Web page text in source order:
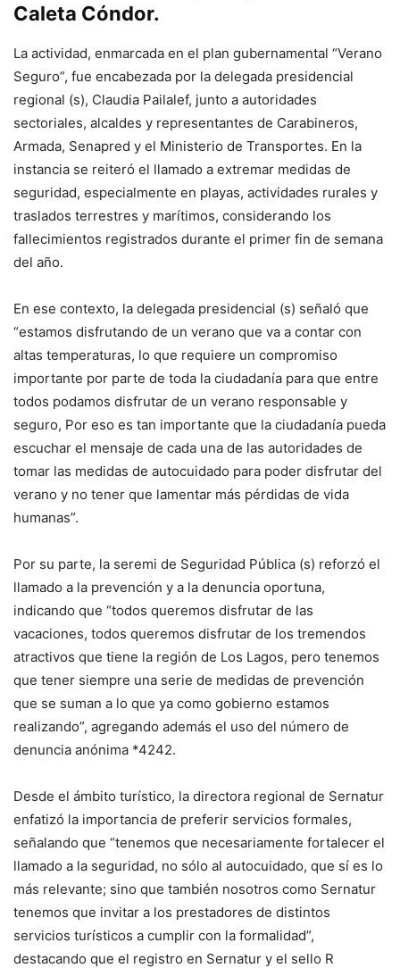
Caleta Cóndor.
La actividad, enmarcada en el plan gubernamental “Verano
Seguro”, fue encabezada por la delegada presidencial
regional (s), Claudia Pailalef, junto a autoridades
sectoriales, alcaldes y representantes de Carabineros,
Armada, Senapred y el Ministerio de Transportes. En la
instancia se reiteró el llamado a extremar medidas de
seguridad, especialmente en playas, actividades rurales y
traslados terrestres y marítimos, considerando los
fallecimientos registrados durante el primer fin de semana
del año.
En ese contexto, la delegada presidencial (s) señaló que
“estamos disfrutando de un verano que va a contar con
altas temperaturas, lo que requiere un compromiso
importante por parte de toda la ciudadanía para que entre
todos podamos disfrutar de un verano responsable y
seguro, Por eso es tan importante que la ciudadanía pueda
escuchar el mensaje de cada una de las autoridades de
tomar las medidas de autocuidado para poder disfrutar del
verano y no tener que lamentar más pérdidas de vida
humanas”.
Por su parte, la seremi de Seguridad Pública (s) reforzó el
llamado a la prevención y a la denuncia oportuna,
indicando que “todos queremos disfrutar de las
vacaciones, todos queremos disfrutar de los tremendos
atractivos que tiene la región de Los Lagos, pero tenemos
que tener siempre una serie de medidas de prevención
que se suman a lo que ya como gobierno estamos
realizando”, agregando además el uso del número de
denuncia anónima *4242.
Desde el ámbito turístico, la directora regional de Sernatur
enfatizó la importancia de preferir servicios formales,
señalando que “tenemos que necesariamente fortalecer el
llamado a la seguridad, no sólo al autocuidado, que sí es lo
más relevante; sino que también nosotros como Sernatur
tenemos que invitar a los prestadores de distintos
servicios turísticos a cumplir con la formalidad”,
destacando que el registro en Sernatur y el sello R